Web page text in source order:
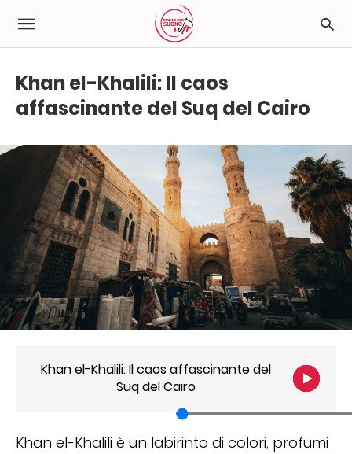
Khan el-Khalili: Il caos
affascinante del Suq del Cairo
Khan el-Khalili: Il caos affascinante del
Suq del Cairo
Khan el-Khalili è un labirinto di colori, profumi